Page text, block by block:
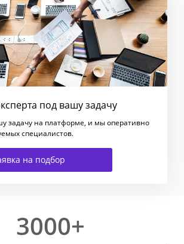
под вашу задачу
задачу на платформе, и мы оперативно
специалистов.
на подбор
3000+